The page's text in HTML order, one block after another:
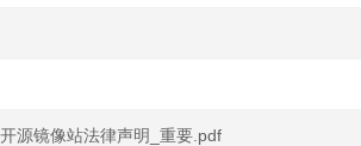
源镜像站法律声明_重要.pdf